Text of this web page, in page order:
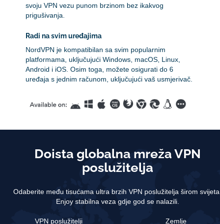
svoju VPN vezu punom brzinom bez ikakvog
prigušivanja.
Radi na svim uređajima
NordVPN je kompatibilan sa svim popularnim
platformama, uključujući Windows, macOS, Linux,
Android i iOS. Osim toga, možete osigurati do 6
uređaja s jednim računom, uključujući vaš usmjerivač.
Doista globalna mreža VPN
poslužitelja
Odaberite među tisućama ultra brzih VPN poslužitelja širom
Enjoy stabilna veza gdje god se nalazili.
VPN poslužitelji Zemlje